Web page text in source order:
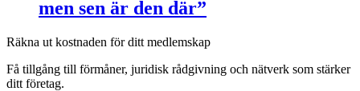
men sen är den där”
Räkna ut kostnaden för ditt medlemskap
Få tillgång till förmåner, juridisk rådgivning och nätverk som stärker
ditt företag.